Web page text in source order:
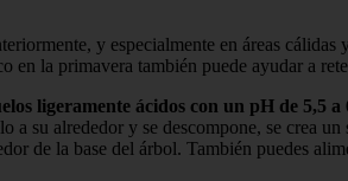
y especialmente en áreas
en la primavera también puede ayudar a
ligeramente ácidos con un pH de 5,5 a
su alrededor y se descompone, se crea
de la base del árbol. También puedes